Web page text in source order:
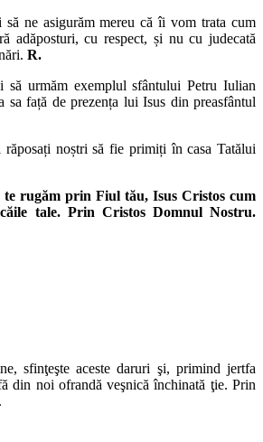
ne asigurăm mereu că îi vom trata cum
adăposturi, cu respect, și nu cu judecată
R.
să urmăm exemplul sfântului Petru Iulian
sa față de prezența lui Isus din preasfântul
noștri să fie primiți în casa Tatălui
te rugăm prin Fiul tău, Isus Cristos cum
tale. Prin Cristos Domnul Nostru.
sfinţeşte aceste daruri şi, primind jertfa
din noi ofrandă veşnică închinată ţie. Prin